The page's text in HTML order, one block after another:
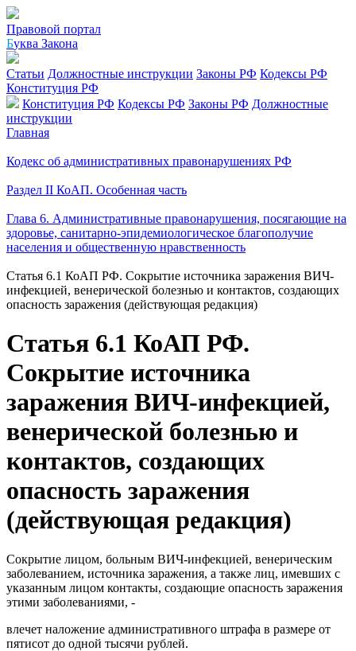
Правовой портал
Буква Закона
Статьи Должностные инструкции Законы РФ Кодексы РФ
Конституция РФ
Конституция РФ Кодексы РФ Законы РФ Должностные
инструкции
Главная
Кодекс об административных правонарушениях РФ
Раздел II КоАП. Особенная часть
Глава 6. Административные правонарушения, посягающие на
здоровье, санитарно-эпидемиологическое благополучие
населения и общественную нравственность
Статья 6.1 КоАП РФ. Сокрытие источника заражения ВИЧ-
инфекцией, венерической болезнью и контактов, создающих
опасность заражения (действующая редакция)
Статья 6.1 КоАП РФ.
Сокрытие источника
заражения ВИЧ-инфекцией,
венерической болезнью и
контактов, создающих
опасность заражения
(действующая редакция)
Сокрытие лицом, больным ВИЧ-инфекцией, венерическим
заболеванием, источника заражения, а также лиц, имевших с
указанным лицом контакты, создающие опасность заражения
этими заболеваниями, -
влечет наложение административного штрафа в размере от
пятисот до одной тысячи рублей.